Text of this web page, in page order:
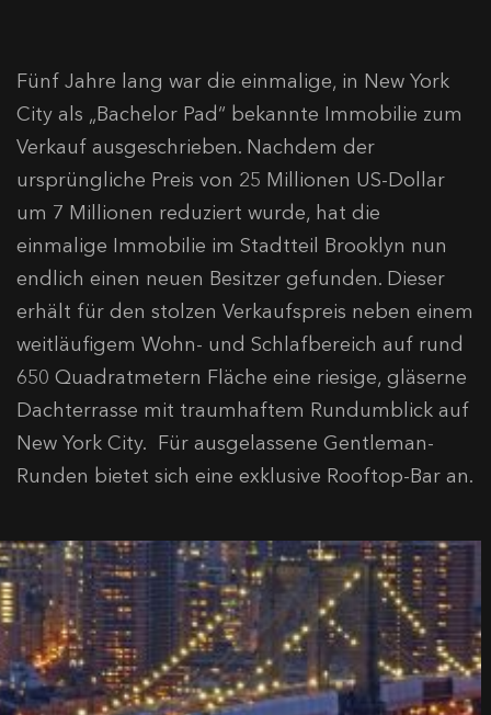
Fünf Jahre lang war die einmalige, in New York
City als „Bachelor Pad“ bekannte Immobilie zum
Verkauf ausgeschrieben. Nachdem der
ursprüngliche Preis von 25 Millionen US-Dollar
um 7 Millionen reduziert wurde, hat die
einmalige Immobilie im Stadtteil Brooklyn nun
endlich einen neuen Besitzer gefunden. Dieser
erhält für den stolzen Verkaufspreis neben einem
weitläufigem Wohn- und Schlafbereich auf rund
650 Quadratmetern Fläche eine riesige, gläserne
Dachterrasse mit traumhaftem Rundumblick auf
New York City. Für ausgelassene Gentleman-
Runden bietet sich eine exklusive Rooftop-Bar an.